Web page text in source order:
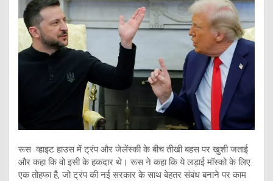
रूस व्हाइट हाउस में ट्रंप और जेलेंस्की के बीच तीखी बहस पर खुशी जताई
और कहा कि वो इसी के हकदार थे। रूस ने कहा कि ये लड़ाई मॉस्को के लिए
एक तोहफा है, जो ट्रंप की नई सरकार के साथ बेहतर संबंध बनाने पर काम